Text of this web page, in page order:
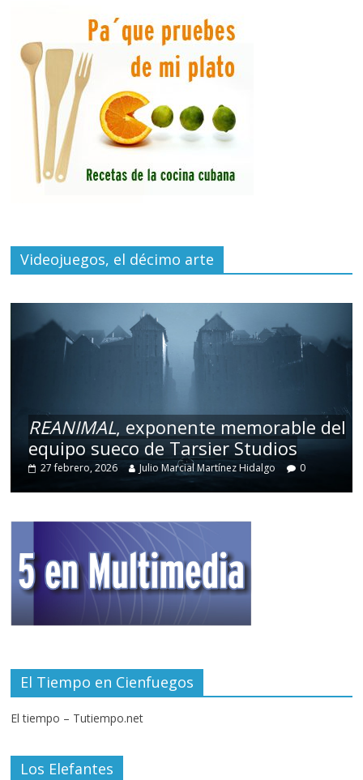
Videojuegos, el décimo arte
REANIMAL, exponente memorable del
equipo sueco de Tarsier Studios
27 febrero, 2026 Julio Marcial Martínez Hidalgo 0
El Tiempo en Cienfuegos
El tiempo – Tutiempo.net
Los Elefantes